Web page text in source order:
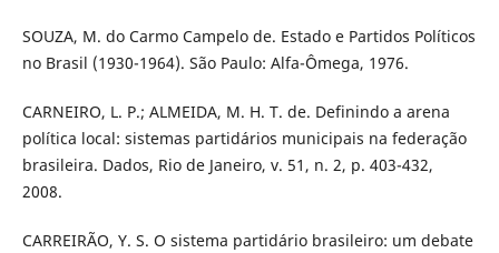
SOUZA, M. do Carmo Campelo de. Estado e Partidos Políticos
no Brasil (1930-1964). São Paulo: Alfa-Ômega, 1976.
CARNEIRO, L. P.; ALMEIDA, M. H. T. de. Definindo a arena
política local: sistemas partidários municipais na federação
brasileira. Dados, Rio de Janeiro, v. 51, n. 2, p. 403-432,
2008.
CARREIRÃO, Y. S. O sistema partidário brasileiro: um debate